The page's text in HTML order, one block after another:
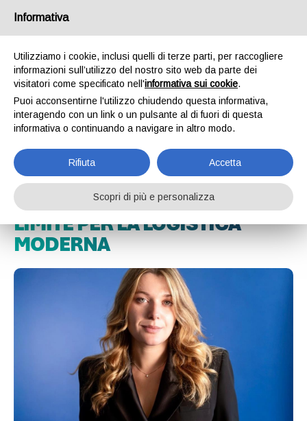
BLOG
HOME BLOG PERCHÉ IL PACKAGING STANDARD È DIVENTATO UN LIMITE PER LA LOGISTICA MODERNA
19.01.2026
PERCHÉ IL PACKAGING
STANDARD È DIVENTATO UN
LIMITE PER LA LOGISTICA
MODERNA
Informativa
Utilizziamo i cookie, inclusi quelli di terze parti, per raccogliere
informazioni sull’utilizzo del nostro sito web da parte dei
visitatori come specificato nell'informativa sui cookie.
Puoi acconsentirne l'utilizzo chiudendo questa informativa,
interagendo con un link o un pulsante al di fuori di questa
informativa o continuando a navigare in altro modo.
Rifiuta Accetta
Scopri di più e personalizza